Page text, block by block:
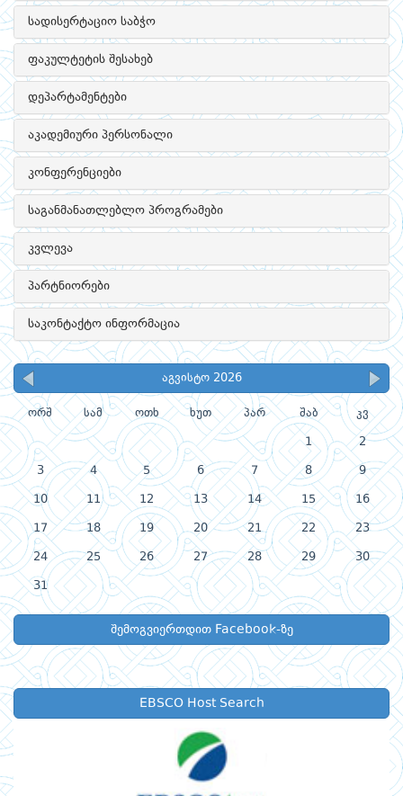
სადისერტაციო საბჭო
ფაკულტეტის შესახებ
დეპარტამენტები
აკადემიური პერსონალი
კონფერენციები
საგანმანათლებლო პროგრამები
კვლევა
პარტნიორები
საკონტაქტო ინფორმაცია
აგვისტო 2026
ორშ სამ ოთხ ხუთ პარ შაბ კვ
1 2
3 4 5 6 7 8 9
10 11 12 13 14 15 16
17 18 19 20 21 22 23
24 25 26 27 28 29 30
31
შემოგვიერთდით Facebook-ზე
EBSCO Host Search